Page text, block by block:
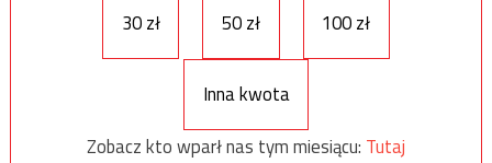
30 zł 50 zł 100 zł
Inna kwota
Zobacz kto wparł nas tym miesiącu: Tutaj